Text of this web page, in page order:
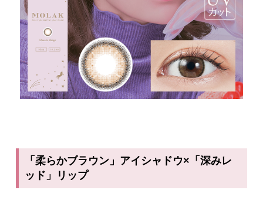
「柔らかブラウン」アイシャドウ×「深みレ
ッド」リップ